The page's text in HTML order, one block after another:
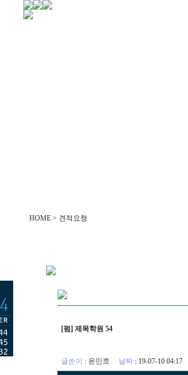
HOME > 견적요청
[펌] 제목학원 54
글쓴이 : 윤민호 날짜: 19-07-10 04:17